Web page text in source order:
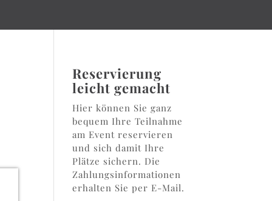
Reservierung
leicht gemacht
Hier können Sie ganz
bequem Ihre Teilnahme
am Event reservieren
und sich damit Ihre
Plätze sichern. Die
Zahlungsinformationen
erhalten Sie per E-Mail.